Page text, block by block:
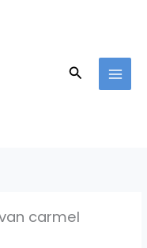
Zoeken
carmel